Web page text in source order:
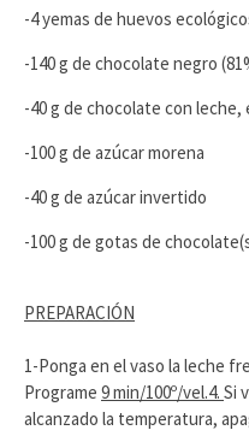
-4 yemas de huevos
-140 g de chocolate negro
-40 g de chocolate con leche,
-100 g de azúcar morena
-40 g de azúcar invertido
-100 g de gotas de
PREPARACIÓN
1-Ponga en el vaso la leche
Programe 9 min/100º/vel.4. Si
alcanzado la temperatura,